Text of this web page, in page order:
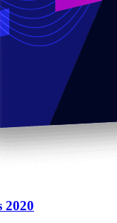
2020